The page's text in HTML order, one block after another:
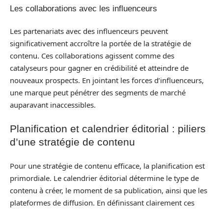
Les collaborations avec les influenceurs
Les partenariats avec des influenceurs peuvent
significativement accroître la portée de la stratégie de
contenu. Ces collaborations agissent comme des
catalyseurs pour gagner en crédibilité et atteindre de
nouveaux prospects. En jointant les forces d’influenceurs,
une marque peut pénétrer des segments de marché
auparavant inaccessibles.
Planification et calendrier éditorial : piliers
d’une stratégie de contenu
Pour une stratégie de contenu efficace, la planification est
primordiale. Le calendrier éditorial détermine le type de
contenu à créer, le moment de sa publication, ainsi que les
plateformes de diffusion. En définissant clairement ces